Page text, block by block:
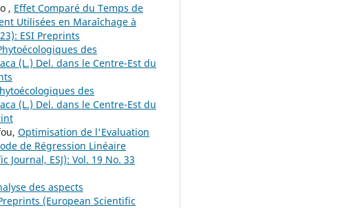
, Effet Comparé du Temps de
Utilisées en Maraîchage à
ESI Preprints
des
(L.) Del. dans le Centre-Est du
des
(L.) Del. dans le Centre-Est du
Optimisation de l'Evaluation
de Régression Linéaire
Journal, ESJ): Vol. 19 No. 33
des aspects
(European Scientific